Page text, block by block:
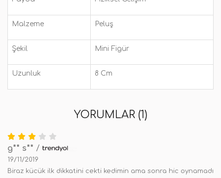
Malzeme Peluş
Şekil Mini Figür
Uzunluk 8 Cm
YORUMLAR (1)
g** s** /
19/11/2019
Biraz kücük ilk dikkatini cekti kedimin ama sonra hic oynamadı